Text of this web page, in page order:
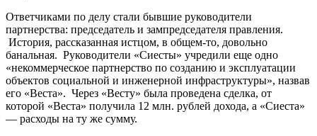
Ответчиками по делу стали бывшие руководители
партнерства: председатель и зампредседателя правления.
История, рассказанная истцом, в общем-то, довольно
банальная. Руководители «Сиесты» учредили еще одно
«некоммерческое партнерство по созданию и эксплуатации
объектов социальной и инженерной инфраструктуры», назвав
его «Веста». Через «Весту» была проведена сделка, от
которой «Веста» получила 12 млн. рублей дохода, а «Сиеста»
— расходы на ту же сумму.